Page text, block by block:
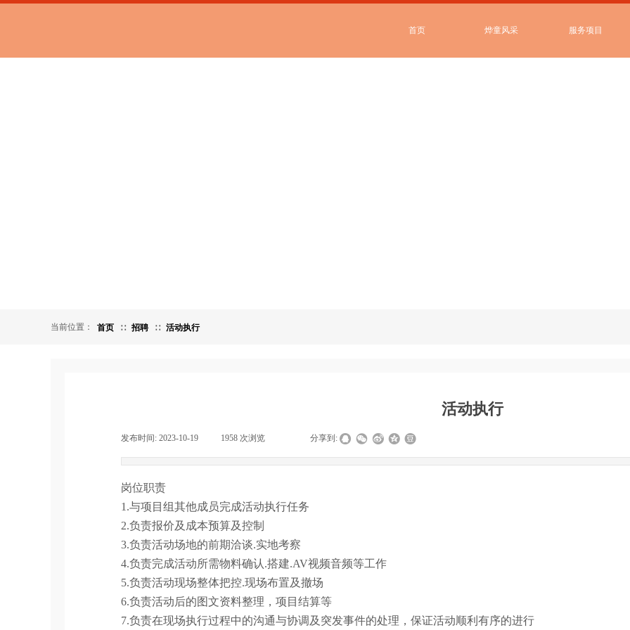
首页 烨童风采 服务项目
首页 ∷ 招聘 ∷ 活动执行
当前位置：
活动执行
发布时间: 2023-10-19 1958 次浏览 分享到:
岗位职责
1.与项目组其他成员完成活动执行任务
2.负责报价及成本预算及控制
3.负责活动场地的前期洽谈.实地考察
4.负责完成活动所需物料确认.搭建.AV视频音频等工作
5.负责活动现场整体把控.现场布置及撤场
6.负责活动后的图文资料整理，项目结算等
7.负责在现场执行过程中的沟通与协调及突发事件的处理，保证活动顺利有序的进行